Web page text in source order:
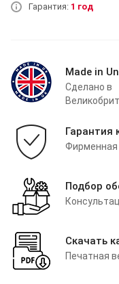
Гарантия: 1 год
Made in
Сделано в
Гарантия
Фирменная
Подбор
Скачать
Печатная